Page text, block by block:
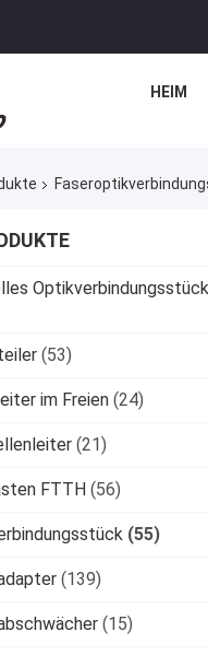
HEIM
Optikverbindungsstück
(53)
im Freien (24)
(21)
FTTH (56)
(55)
(139)
(15)